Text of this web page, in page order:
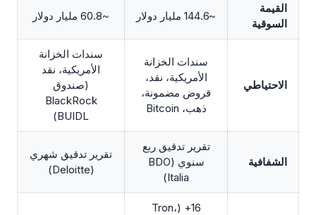
القيمة
السوقية
~144.6 مليار دولار ~60.8 مليار دولار
الاحتياطي
سندات الخزانة
الأمريكية، نقد،
قروض مضمونة،
ذهب، Bitcoin
سندات الخزانة
الأمريكية، نقد
(صندوق
BlackRock
BUIDL)
الشفافية
تقرير تدقيق ربع
سنوي (BDO
Italia)
تقرير تدقيق شهري
(Deloitte)
16+ (Tron،